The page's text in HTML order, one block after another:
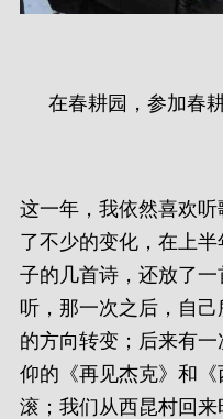
在春耕园，参加春
这一年，我依然喜欢
了不少的变化，在上
子的几首诗，还放了
听，那一次之后，自
的方向转变；后来有
仰的《再见杰克》和
滚；我们从西昆村回